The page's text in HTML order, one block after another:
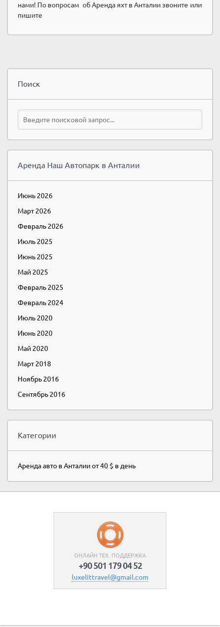
нами! По вопросам об Аренда яхт в Анталии звоните или
пишите
Поиск
Аренда Наш Автопарк в Анталии
Июнь 2026
Март 2026
Февраль 2026
Июль 2025
Июнь 2025
Май 2025
Февраль 2025
Февраль 2024
Июль 2020
Июнь 2020
Май 2020
Март 2018
Ноябрь 2016
Сентябрь 2016
Категории
Аренда авто в Анталии от 40 $ в день
ОНЛАЙН ТЕХ. ПОДДЕРЖКА
+90 501 179 04 52
luxelittravel@gmail.com